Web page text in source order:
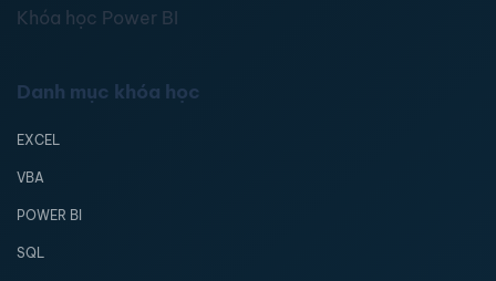
Khóa học Power BI
Danh mục khóa học
EXCEL
VBA
POWER BI
SQL